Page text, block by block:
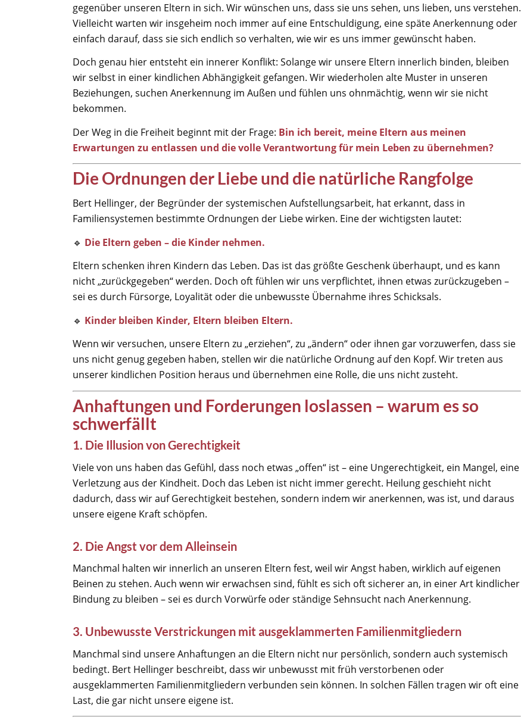
gegenüber unseren Eltern in sich. Wir wünschen uns, dass sie uns sehen, uns lieben, uns verstehen.
Vielleicht warten wir insgeheim noch immer auf eine Entschuldigung, eine späte Anerkennung oder
einfach darauf, dass sie sich endlich so verhalten, wie wir es uns immer gewünscht haben.
Doch genau hier entsteht ein innerer Konflikt: Solange wir unsere Eltern innerlich binden, bleiben
wir selbst in einer kindlichen Abhängigkeit gefangen. Wir wiederholen alte Muster in unseren
Beziehungen, suchen Anerkennung im Außen und fühlen uns ohnmächtig, wenn wir sie nicht
bekommen.
Der Weg in die Freiheit beginnt mit der Frage: Bin ich bereit, meine Eltern aus meinen
Erwartungen zu entlassen und die volle Verantwortung für mein Leben zu übernehmen?
Die Ordnungen der Liebe und die natürliche Rangfolge
Bert Hellinger, der Begründer der systemischen Aufstellungsarbeit, hat erkannt, dass in
Familiensystemen bestimmte Ordnungen der Liebe wirken. Eine der wichtigsten lautet:
🔹 Die Eltern geben – die Kinder nehmen.
Eltern schenken ihren Kindern das Leben. Das ist das größte Geschenk überhaupt, und es kann
nicht „zurückgegeben“ werden. Doch oft fühlen wir uns verpflichtet, ihnen etwas zurückzugeben –
sei es durch Fürsorge, Loyalität oder die unbewusste Übernahme ihres Schicksals.
🔹 Kinder bleiben Kinder, Eltern bleiben Eltern.
Wenn wir versuchen, unsere Eltern zu „erziehen“, zu „ändern“ oder ihnen gar vorzuwerfen, dass sie
uns nicht genug gegeben haben, stellen wir die natürliche Ordnung auf den Kopf. Wir treten aus
unserer kindlichen Position heraus und übernehmen eine Rolle, die uns nicht zusteht.
Anhaftungen und Forderungen loslassen – warum es so
schwerfällt
1. Die Illusion von Gerechtigkeit
Viele von uns haben das Gefühl, dass noch etwas „offen“ ist – eine Ungerechtigkeit, ein Mangel, eine
Verletzung aus der Kindheit. Doch das Leben ist nicht immer gerecht. Heilung geschieht nicht
dadurch, dass wir auf Gerechtigkeit bestehen, sondern indem wir anerkennen, was ist, und daraus
unsere eigene Kraft schöpfen.
2. Die Angst vor dem Alleinsein
Manchmal halten wir innerlich an unseren Eltern fest, weil wir Angst haben, wirklich auf eigenen
Beinen zu stehen. Auch wenn wir erwachsen sind, fühlt es sich oft sicherer an, in einer Art kindlicher
Bindung zu bleiben – sei es durch Vorwürfe oder ständige Sehnsucht nach Anerkennung.
3. Unbewusste Verstrickungen mit ausgeklammerten Familienmitgliedern
Manchmal sind unsere Anhaftungen an die Eltern nicht nur persönlich, sondern auch systemisch
bedingt. Bert Hellinger beschreibt, dass wir unbewusst mit früh verstorbenen oder
ausgeklammerten Familienmitgliedern verbunden sein können. In solchen Fällen tragen wir oft eine
Last, die gar nicht unsere eigene ist.